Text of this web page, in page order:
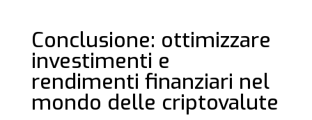
Conclusione: ottimizzare
investimenti e
rendimenti finanziari nel
mondo delle criptovalute